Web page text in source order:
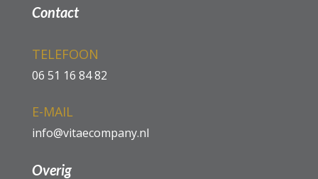
Contact
TELEFOON
06 51 16 8482
E-MAIL
info@vitaecompany.nl
Overig